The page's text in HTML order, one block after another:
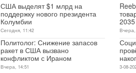
США выделят $1 млрд на
поддержку нового президента
Колумбии
Сегодня, 11:42
Политолог: Снижение запасов
ракет в США вызвано
конфликтом с Ираном
Вчера, 14:51
Вчера,
3-08-